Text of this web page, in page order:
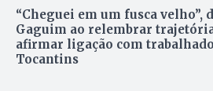
“Cheguei em um fusca velho”,
Gaguim ao relembrar
afirmar ligação com
Tocantins